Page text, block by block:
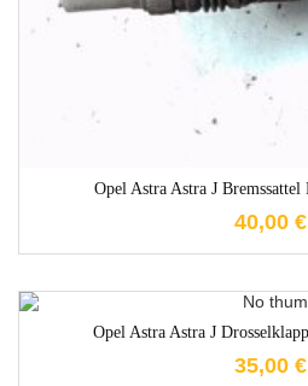
Opel Astra Astra J
40,00 €
Opel Astra Astra J
35,00 €